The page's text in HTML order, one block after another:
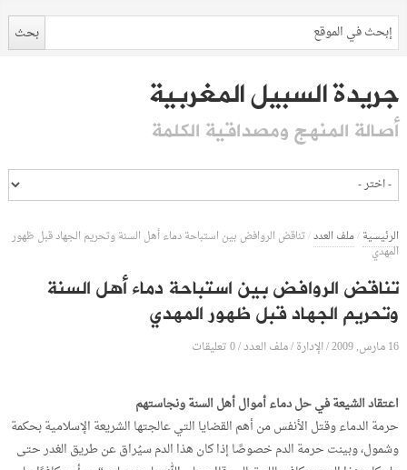
جريدة السبيل المغربية
أصالة المنهج ومصداقية الكلمة
الرئيسية/ملف العدد/تناقض الروافض بين استباحة دماء أهل السنة وتحريم الجهاد قبل ظهور
المهدي
تناقض الروافض بين استباحة دماء أهل السنة
وتحريم الجهاد قبل ظهور المهدي
16 مارس, 2009 /الإدارة/ملف العدد/0 تعليقات
اعتقاد الشيعة في حل دماء أموال أهل السنة ونجاستهم
حرمة الدماء وقتل الأنفس من أهم القضايا التي عالجتها الشريعة الإسلامية بحكمة
وشمول، وبينت حرمة الدم خصوصًا إذا كان هذا الدم سيُراق عن طريق الغدر حتى